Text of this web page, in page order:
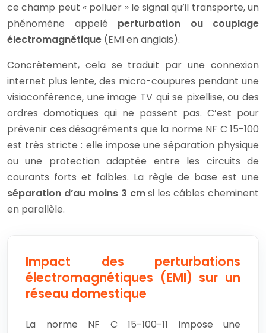
ce champ peut « polluer » le signal qu’il transporte, un
phénomène appelé perturbation ou couplage
électromagnétique (EMI en anglais).
Concrètement, cela se traduit par une connexion
internet plus lente, des micro-coupures pendant une
visioconférence, une image TV qui se pixellise, ou des
ordres domotiques qui ne passent pas. C’est pour
prévenir ces désagréments que la norme NF C 15-100
est très stricte : elle impose une séparation physique
ou une protection adaptée entre les circuits de
courants forts et faibles. La règle de base est une
séparation d’au moins 3 cmsi les câbles cheminent
en parallèle.
Impact des perturbations
électromagnétiques (EMI) sur un
réseau domestique
La norme NF C 15-100-11 impose une